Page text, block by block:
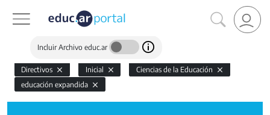
Incluir Archivo educ.ar
Directivos Inicial
Ciencias de la Educación
educación expandida